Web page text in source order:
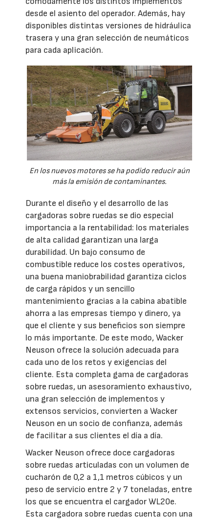
desde el asiento del operador. Además, hay
disponibles distintas versiones de hidráulica
trasera y una gran selección de neumáticos
para cada aplicación.
En los nuevos motores se ha podido reducir aún
más la emisión de contaminantes.
Durante el diseño y el desarrollo de las
cargadoras sobre ruedas se dio especial
importancia a la rentabilidad: los materiales
de alta calidad garantizan una larga
durabilidad. Un bajo consumo de
combustible reduce los costes operativos,
una buena maniobrabilidad garantiza ciclos
de carga rápidos y un sencillo
mantenimiento gracias a la cabina abatible
ahorra a las empresas tiempo y dinero, ya
que el cliente y sus beneficios son siempre
lo más importante. De este modo, Wacker
Neuson ofrece la solución adecuada para
cada uno de los retos y exigencias del
cliente. Esta completa gama de cargadoras
sobre ruedas, un asesoramiento exhaustivo,
una gran selección de implementos y
extensos servicios, convierten a Wacker
Neuson en un socio de confianza, además
de facilitar a sus clientes el día a día.
Wacker Neuson ofrece doce cargadoras
sobre ruedas articuladas con un volumen de
cucharón de 0,2 a 1,1 metros cúbicos y un
peso de servicio entre 2 y 7 toneladas, entre
los que se encuentra el cargador WL20e.
Esta cargadora sobre ruedas cuenta con una